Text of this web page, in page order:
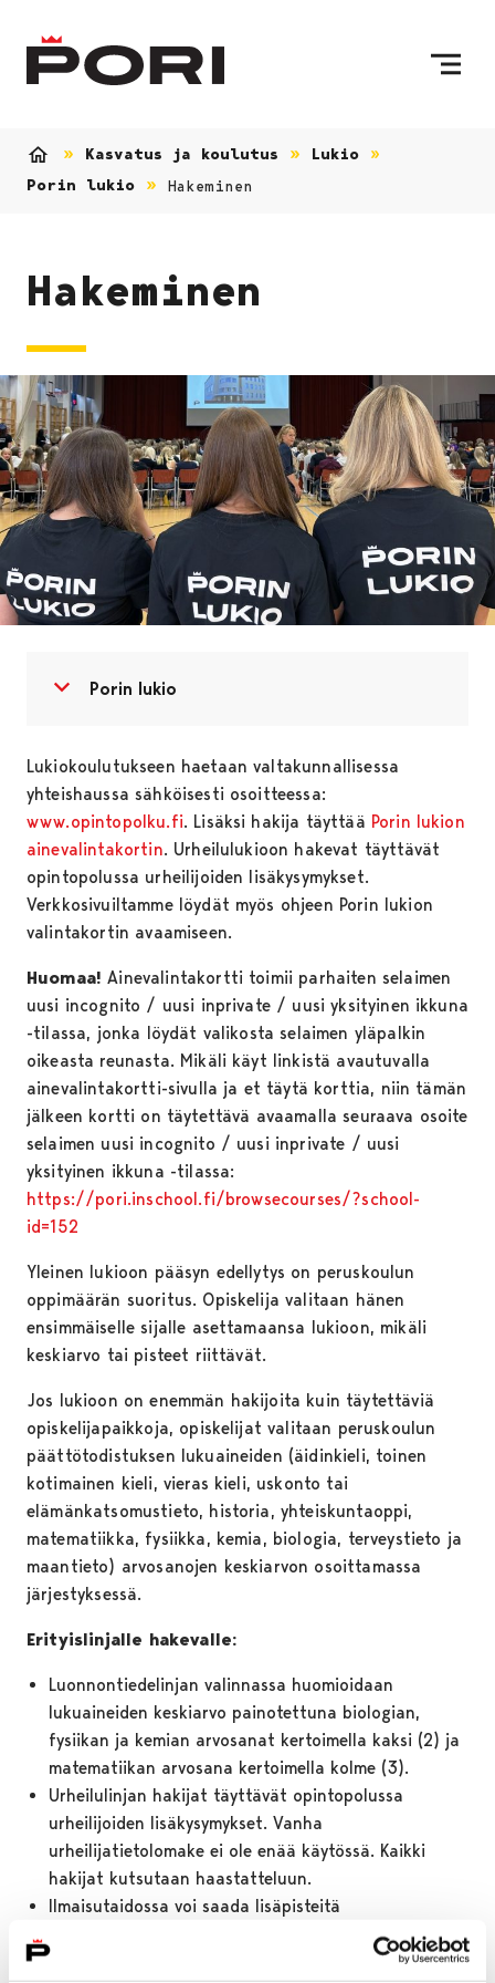
Kasvatus ja koulutus
Lukio
Porin lukio
Hakeminen
Hakeminen
Avaa valikko
Sulje valikko
Porin lukio
Lukiokoulutukseen haetaan valtakunnallisessa
yhteishaussa sähköisesti osoitteessa:
www.opintopolku.fi. Lisäksi hakija täyttää Porin lukion
ainevalintakortin. Urheilulukioon hakevat täyttävät
opintopolussa urheilijoiden lisäkysymykset.
Verkkosivuiltamme löydät myös ohjeen Porin lukion
valintakortin avaamiseen.
Huomaa! Ainevalintakortti toimii parhaiten selaimen
uusi incognito / uusi inprivate / uusi yksityinen ikkuna
-tilassa, jonka löydät valikosta selaimen yläpalkin
oikeasta reunasta. Mikäli käyt linkistä avautuvalla
ainevalintakortti-sivulla ja et täytä korttia, niin tämän
jälkeen kortti on täytettävä avaamalla seuraava osoite
selaimen uusi incognito / uusi inprivate / uusi
yksityinen ikkuna -tilassa:
https://pori.inschool.fi/browsecourses/?school-
id=152
Yleinen lukioon pääsyn edellytys on peruskoulun
oppimäärän suoritus. Opiskelija valitaan hänen
ensimmäiselle sijalle asettamaansa lukioon, mikäli
keskiarvo tai pisteet riittävät.
Jos lukioon on enemmän hakijoita kuin täytettäviä
opiskelijapaikkoja, opiskelijat valitaan peruskoulun
päättötodistuksen lukuaineiden (äidinkieli, toinen
kotimainen kieli, vieras kieli, uskonto tai
elämänkatsomustieto, historia, yhteiskuntaoppi,
matematiikka, fysiikka, kemia, biologia, terveystieto ja
maantieto) arvosanojen keskiarvon osoittamassa
järjestyksessä.
Erityislinjalle hakevalle:
Luonnontiedelinjan valinnassa huomioidaan
lukuaineiden keskiarvo painotettuna biologian,
fysiikan ja kemian arvosanat kertoimella kaksi (2) ja
matematiikan arvosana kertoimella kolme (3).
Urheilulinjan hakijat täyttävät opintopolussa
urheilijoiden lisäkysymykset. Vanha
urheilijatietolomake ei ole enää käytössä. Kaikki
hakijat kutsutaan haastatteluun.
Ilmaisutaidossa voi saada lisäpisteitä
harrastustoiminnasta, jos hakija toimittaa 1.4.
mennessä harrastustoiminnan ohjaajien